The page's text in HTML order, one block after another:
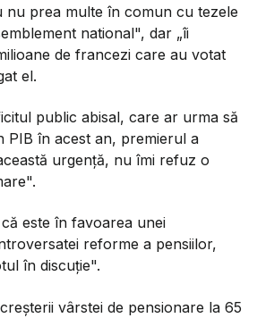
nu prea multe în comun cu tezele
national", dar „îi
de francezi care au votat
el.
public abisal, care ar urma să
PIB în acest an, premierul a
urgenţă, nu îmi refuz o
este în favoarea unei
reforme a pensiilor,
în discuţie".
vârstei de pensionare la 65